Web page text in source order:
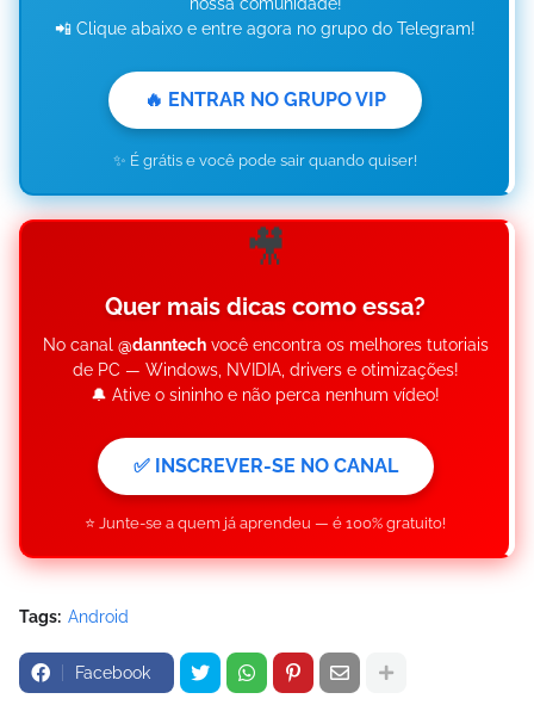
📲 Clique abaixo e entre agora no grupo do Telegram!
🔥 ENTRAR NO GRUPO VIP
✨ É grátis e você pode sair quando quiser!
🎥
Quer mais dicas como essa?
No canal @danntechvocê encontra os melhores tutoriais
de PC — Windows, NVIDIA, drivers e otimizações!
🔔 Ative o sininho e não perca nenhum vídeo!
✅ INSCREVER-SE NO CANAL
⭐ Junte-se a quem já aprendeu — é 100% gratuito!
Tags: Android
Facebook